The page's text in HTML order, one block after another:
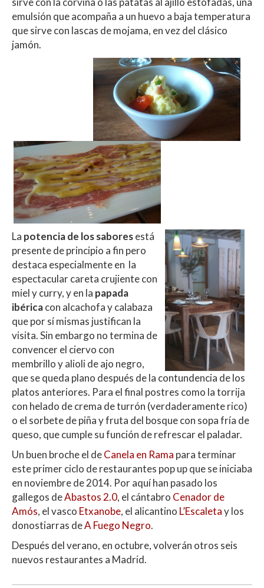
emulsión que acompaña a un huevo a baja temperatura
que sirve con lascas de mojama, en vez del clásico
jamón.
La potencia de los saboresestá
presente de principio a fin pero
destaca especialmente en la
espectacular careta crujiente con
miel y curry, y en la papada
ibéricacon alcachofa y calabaza
que por sí mismas justifican la
visita. Sin embargo no termina de
convencer el ciervo con
membrillo y alioli de ajo negro,
que se queda plano después de la contundencia de los
platos anteriores. Para el final postres como la torrija
con helado de crema de turrón (verdaderamente rico)
o el sorbete de piña y fruta del bosque con sopa fría de
queso, que cumple su función de refrescar el paladar.
Un buen broche el deCanela en Rama para terminar
este primer ciclo de restaurantes pop up que se iniciaba
en noviembre de 2014. Por aquí han pasado los
gallegos deAbastos 2.0, el cántabro Cenador de
Amós, el vasco Etxanobe, el alicantino L’Escaletay los
donostiarras deA Fuego Negro.
Después del verano, en octubre, volverán otros seis
nuevos restaurantes a Madrid.